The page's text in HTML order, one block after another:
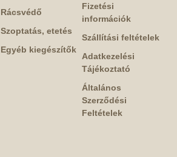
Rácsvédő
Szoptatás, etetés
Egyéb kiegészítők
Fizetési
információk
Szállítási feltételek
Adatkezelési
Tájékoztató
Általános
Szerződési
Feltételek